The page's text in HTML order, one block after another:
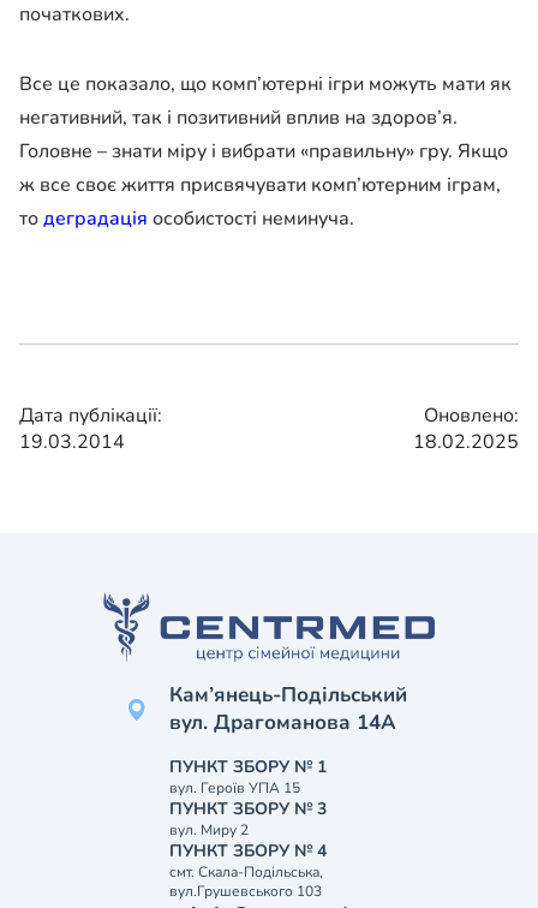
початкових.
Все це показало, що комп’ютерні ігри можуть мати як
негативний, так і позитивний вплив на здоров’я.
Головне – знати міру і вибрати «правильну» гру. Якщо
ж все своє життя присвячувати комп’ютерним іграм,
тодеградація особистості неминуча.
Дата публікації:
19.03.2014
Оновлено:
18.02.2025
Кам’янець-Подільський
вул. Драгоманова 14А
ПУНКТ ЗБОРУ № 1
вул. Героїв УПА 15
ПУНКТ ЗБОРУ № 3
вул. Миру 2
ПУНКТ ЗБОРУ № 4
смт. Скала-Подільська,
вул.Грушевського 103